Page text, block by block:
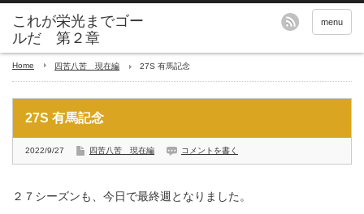
これが栄光までゴー
ルだ 第２章
menu
Home 四苦八苦 現在編 27S 有馬記念
27S 有馬記念
2022/9/27 四苦八苦 現在編 コメントを書く
２７シーズンも、今日で最終週となりました。